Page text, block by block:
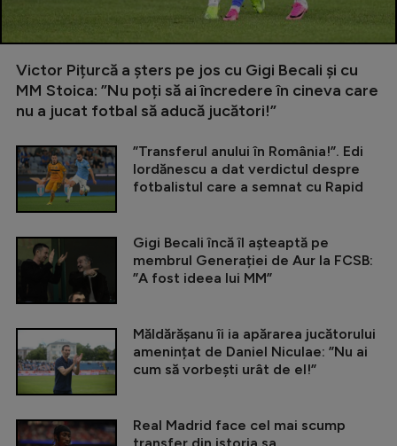
Victor Pițurcă a șters pe jos cu Gigi Becali și cu
MM Stoica: ”Nu poți să ai încredere în cineva care
nu a jucat fotbal să aducă jucători!”
”Transferul anului în România!”. Edi
Iordănescu a dat verdictul despre
fotbalistul care a semnat cu Rapid
Gigi Becali încă îl așteaptă pe
membrul Generației de Aur la FCSB:
”A fost ideea lui MM”
Măldărășanu îi ia apărarea jucătorului
amenințat de Daniel Niculae: ”Nu ai
cum să vorbești urât de el!”
Real Madrid face cel mai scump